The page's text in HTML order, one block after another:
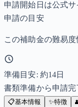
申請開始日は公式
申請の目安
この補助金の難易
準備目安: 約14日
書類準備から申請
📋基本情報 ✨特徴